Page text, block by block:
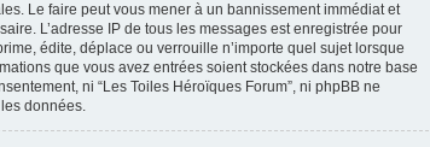
Le faire peut vous mener à un bannissement immédiat et
L’adresse IP de tous les messages est enregistrée pour
édite, déplace ou verrouille n’importe quel sujet lorsque
que vous avez entrées soient stockées dans notre base
ni “Les Toiles Héroïques Forum”, ni phpBB ne
données.